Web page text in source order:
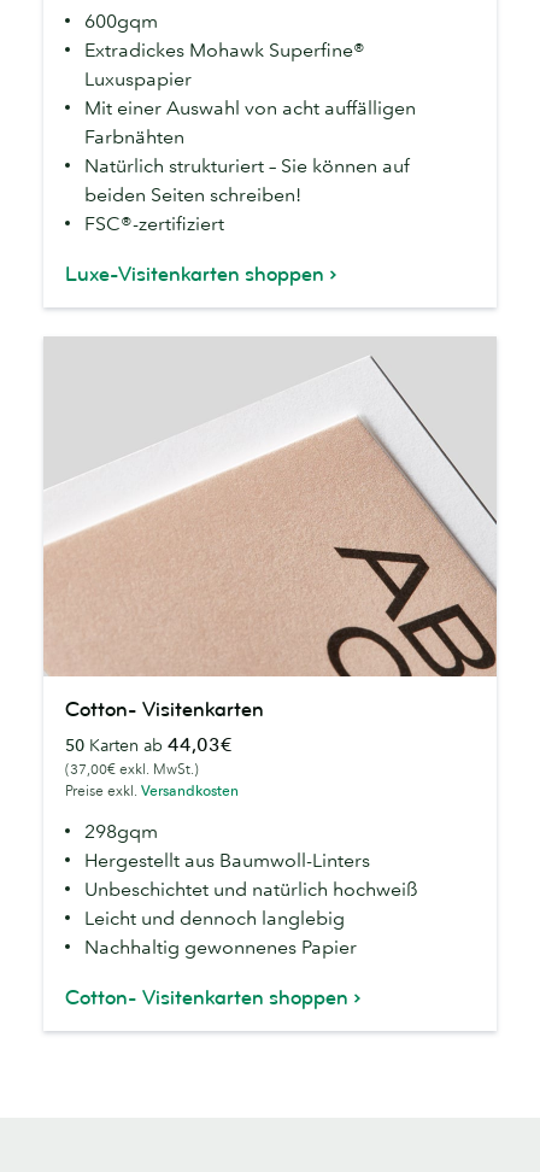
600gqm
Extradickes Mohawk Superfine®
Luxuspapier
Mit einer Auswahl von acht auffälligen
Farbnähten
Natürlich strukturiert – Sie können auf
beiden Seiten schreiben!
FSC®-zertifiziert
Luxe-Visitenkarten shoppen
Visitenkarten
Cotton- Visitenkarten
50 Karten ab 44,03€
(37,00€ exkl. MwSt.)
Preise exkl. Versandkosten
298gqm
Hergestellt aus Baumwoll-Linters
Unbeschichtet und natürlich hochweiß
Leicht und dennoch langlebig
Nachhaltig gewonnenes Papier
Cotton- Visitenkarten shoppen